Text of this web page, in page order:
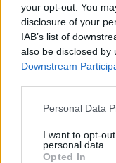
your opt-out. You
disclosure of your
IAB’s list of
also be disclosed by
Downstream
Personal Data
I want to opt-
personal data.
Opted In
FLER RECEPT...